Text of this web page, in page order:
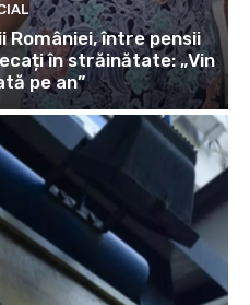
României, între pensii
în străinătate: „Vin
pe an”